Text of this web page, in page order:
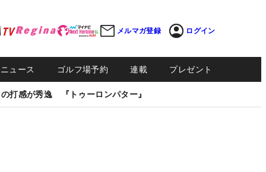
メルマガ登録 ログイン
ュース ゴルフ場予約 連載 プレゼント
打感が秀逸 『トゥーロンパター』